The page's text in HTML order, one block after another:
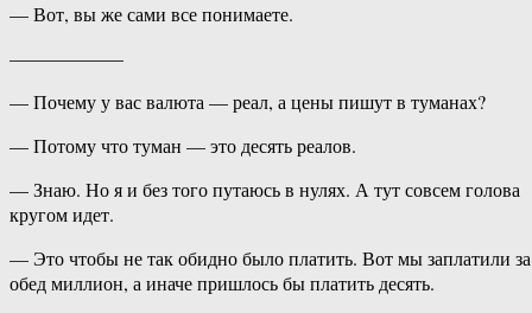
— Вот, вы же сами все понимаете.
——————
— Почему у вас валюта — реал, а цены пишут в туманах?
— Потому что туман — это десять реалов.
— Знаю. Но я и без того путаюсь в нулях. А тут совсем голова
кругом идет.
— Это чтобы не так обидно было платить. Вот мы заплатили за
обед миллион, а иначе пришлось бы платить десять.